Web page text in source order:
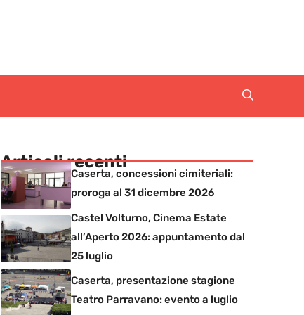
Articoli recenti
Caserta, concessioni cimiteriali:
proroga al 31 dicembre 2026
Castel Volturno, Cinema Estate
all’Aperto 2026: appuntamento dal
25 luglio
Caserta, presentazione stagione
Teatro Parravano: evento a luglio